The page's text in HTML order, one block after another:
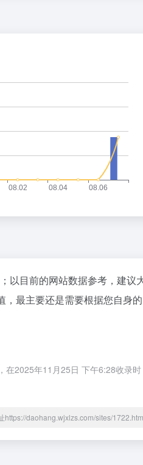
以目前的网站数据参考，建议
最主要还是需要根据您自身
在2025年11月25日 下午6:28收录
https://daohang.wjxlzs.com/sites/